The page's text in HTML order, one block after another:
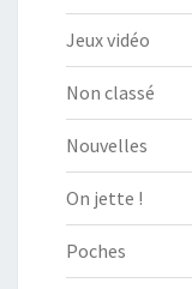
Jeux vidéo
Non classé
Nouvelles
On jette !
Poches